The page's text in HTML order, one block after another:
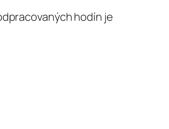
hodín je